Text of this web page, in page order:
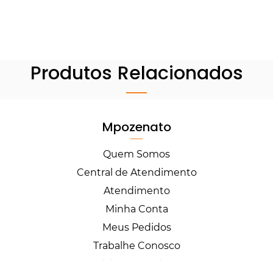
Produtos Relacionados
Mpozenato
Quem Somos
Central de Atendimento
Atendimento
Minha Conta
Meus Pedidos
Trabalhe Conosco